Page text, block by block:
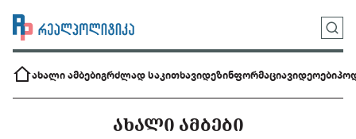
ახალი ამბებიგრძლად საკითხავიდეზინფორმაციავიდეოები
ᲐᲮᲐᲚᲘ ᲐᲛᲑᲔᲑᲘ